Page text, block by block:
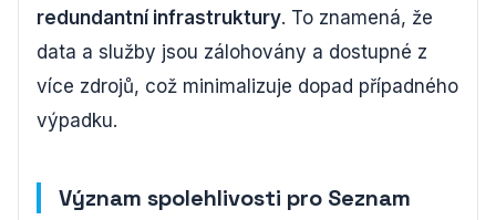
redundantní infrastruktury. To znamená, že
data a služby jsou zálohovány a dostupné z
více zdrojů, což minimalizuje dopad případného
výpadku.
Význam spolehlivosti pro Seznam